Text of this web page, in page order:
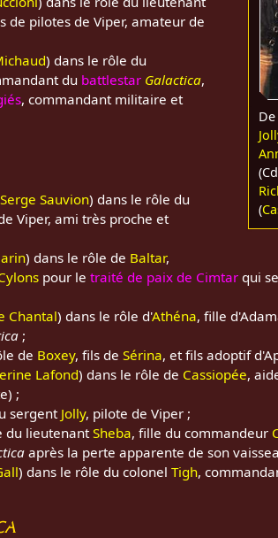
(
de pilotes de Viper, amateur de
) dans le rôle du
du battlestar Galactica,
, commandant militaire et
Serge Sauvion) dans le rôle du
Viper, ami très proche et
) dans le rôle de Baltar,
pour le traité de paix de Cimtarqui
Chantal) dans le rôle d'Athéna, fille
;
de Boxey, fils de Sérina, et fils adoptif
Lafond) dans le rôle de Cassiopée,
;
sergentJolly, pilote de Viper ;
du lieutenantSheba, fille du commandeur
après la perte apparente de son
) dans le rôle du colonel Tigh,